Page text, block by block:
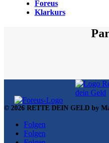
Foreus
Klarkurs
© 2026 RETTE DEIN GELD by
Folgen
Folgen